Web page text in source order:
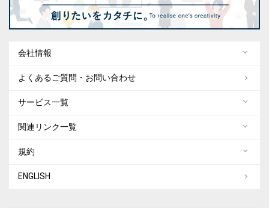
会社情報
よくあるご質問・お問い合わせ
サービス一覧
関連リンク一覧
規約
ENGLISH